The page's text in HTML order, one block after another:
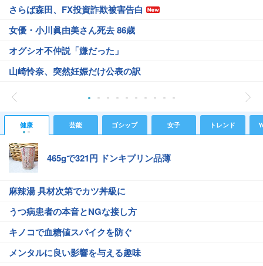
さらば森田、FX投資詐欺被害告白
女優・小川眞由美さん死去 86歳
オグシオ不仲説「嫌だった」
山崎怜奈、突然妊娠だけ公表の訳
健康 芸能 ゴシップ 女子 トレンド
465gで321円 ドンキプリン品薄
麻辣湯 具材次第でカツ丼級に
うつ病患者の本音とNGな接し方
キノコで血糖値スパイクを防ぐ
メンタルに良い影響を与える趣味